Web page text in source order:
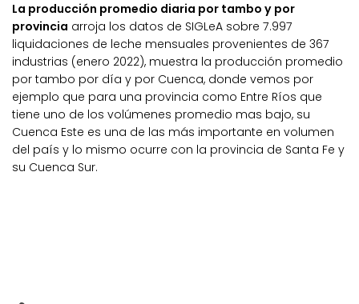
La producción promedio diaria por tambo y por
provincia arroja los datos de SIGLeA sobre 7.997
liquidaciones de leche mensuales provenientes de 367
industrias (enero 2022), muestra la producción promedio
por tambo por día y por Cuenca, donde vemos por
ejemplo que para una provincia como Entre Ríos que
tiene uno de los volúmenes promedio mas bajo, su
Cuenca Este es una de las más importante en volumen
del país y lo mismo ocurre con la provincia de Santa Fe y
su Cuenca Sur.